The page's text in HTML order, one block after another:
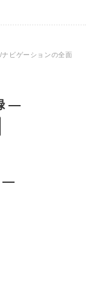
ナビゲーションの全面
—
—